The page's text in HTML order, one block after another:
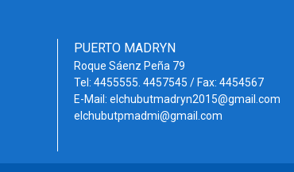
PUERTO MADRYN
Roque Sáenz Peña 79
Tel: 4455555. 4457545 / Fax: 4454567
E-Mail: elchubutmadryn2015@gmail.com
elchubutpmadmi@gmail.com